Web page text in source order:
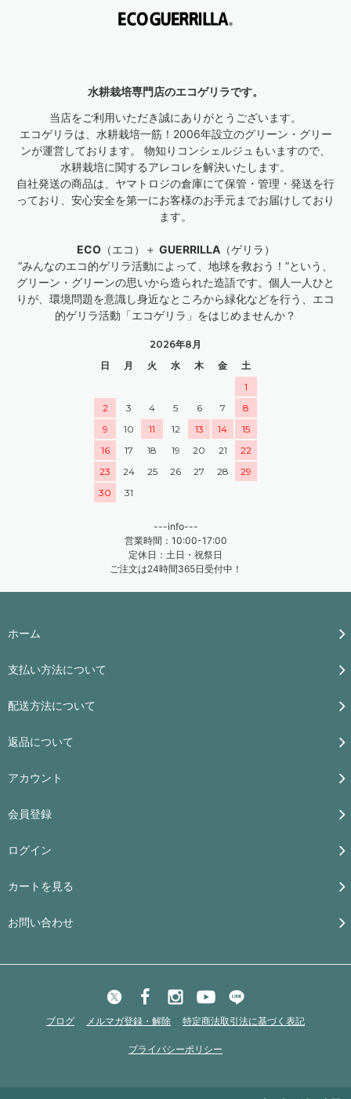
水耕栽培専門店のエコゲリラです。
当店をご利用いただき誠にありがとうございます。
エコゲリラは、水耕栽培一筋！2006年設立のグリーン・グリー
ンが運営しております。 物知りコンシェルジュもいますので、
水耕栽培に関するアレコレを解決いたします。
自社発送の商品は、ヤマトロジの倉庫にて保管・管理・発送を行
っており、安心安全を第一にお客様のお手元までお届けしており
ます。
ECO（エコ）＋ GUERRILLA（ゲリラ）
“みんなのエコ的ゲリラ活動によって、地球を救おう！”という、
グリーン・グリーンの思いから造られた造語です。個人一人ひと
りが、環境問題を意識し身近なところから緑化などを行う、エコ
的ゲリラ活動「エコゲリラ」をはじめませんか？
2026年8月
日
月 火 水 木 金
土
1
2
3 4 5 6 7
8
9
10 11 12 13 14
15
16
17 18 19 20 21
22
23
24 25 26 27 28
29
30
31
---info---
営業時間：10:00-17:00
定休日：土日・祝祭日
ご注文は24時間365日受付中！
ホーム
支払い方法について
配送方法について
返品について
アカウント
会員登録
ログイン
カートを見る
お問い合わせ
ブログ メルマガ登録・解除 特定商法取引法に基づく表記
プライバシーポリシー